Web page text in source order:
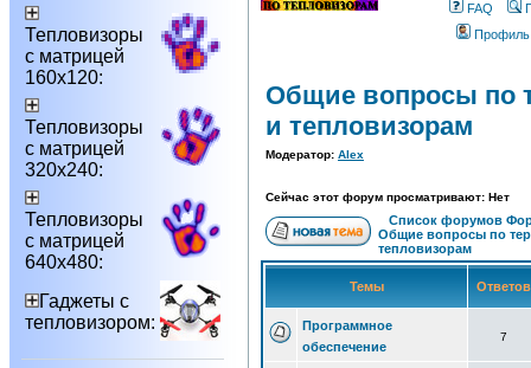
Тепловизоры
с матрицей
160х120:
Тепловизоры
с матрицей
320х240:
Тепловизоры
с матрицей
640х480:
Гаджеты с
тепловизором:
FAQ
Профиль
Общие вопросы по
и тепловизорам
Модератор: Alex
Сейчас этот форум просматривают: Нет
Список форумов
Общие вопросы по
тепловизорам
Темы
Программное
обеспечение
7